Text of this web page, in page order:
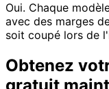
Oui. Chaque
avec des marges
soit coupé lors de
Obtenez